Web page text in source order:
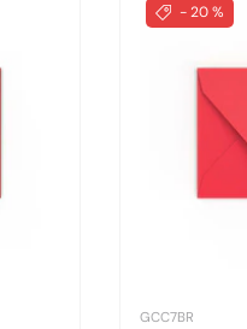
- 20 %
GCC7BR